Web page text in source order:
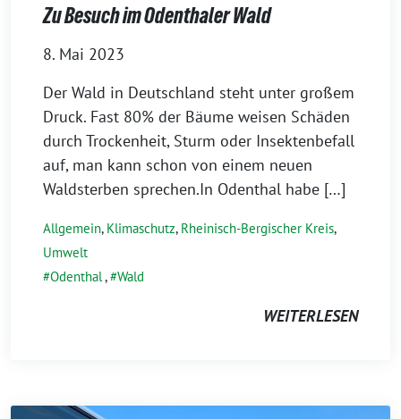
Zu Besuch im Odenthaler Wald
8. Mai 2023
Der Wald in Deutschland steht unter großem
Druck. Fast 80% der Bäume weisen Schäden
durch Trockenheit, Sturm oder Insektenbefall
auf, man kann schon von einem neuen
Waldsterben sprechen.In Odenthal habe […]
Allgemein, Klimaschutz, Rheinisch-Bergischer Kreis,
Umwelt
Odenthal , Wald
WEITERLESEN